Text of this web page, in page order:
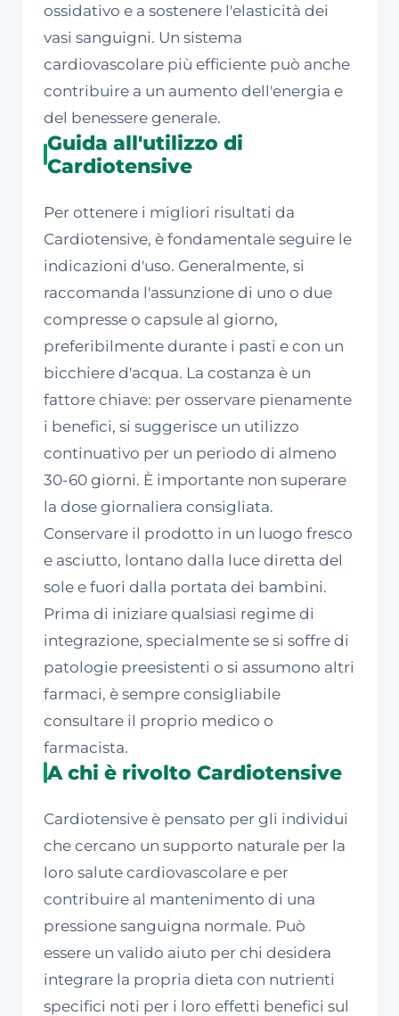
ossidativo e a sostenere l'elasticità dei
vasi sanguigni. Un sistema
cardiovascolare più efficiente può anche
contribuire a un aumento dell'energia e
del benessere generale.
Guida all'utilizzo di
Cardiotensive
Per ottenere i migliori risultati da
Cardiotensive, è fondamentale seguire le
indicazioni d'uso. Generalmente, si
raccomanda l'assunzione di uno o due
compresse o capsule al giorno,
preferibilmente durante i pasti e con un
bicchiere d'acqua. La costanza è un
fattore chiave: per osservare pienamente
i benefici, si suggerisce un utilizzo
continuativo per un periodo di almeno
30-60 giorni. È importante non superare
la dose giornaliera consigliata.
Conservare il prodotto in un luogo fresco
e asciutto, lontano dalla luce diretta del
sole e fuori dalla portata dei bambini.
Prima di iniziare qualsiasi regime di
integrazione, specialmente se si soffre di
patologie preesistenti o si assumono altri
farmaci, è sempre consigliabile
consultare il proprio medico o
farmacista.
A chi è rivolto Cardiotensive
Cardiotensive è pensato per gli individui
che cercano un supporto naturale per la
loro salute cardiovascolare e per
contribuire al mantenimento di una
pressione sanguigna normale. Può
essere un valido aiuto per chi desidera
integrare la propria dieta con nutrienti
specifici noti per i loro effetti benefici sul